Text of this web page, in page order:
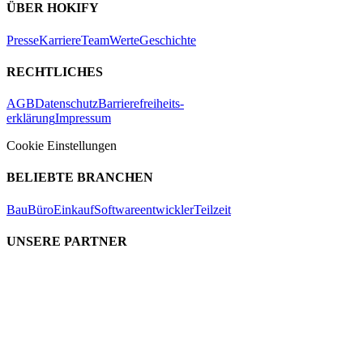
ÜBER HOKIFY
PresseKarriereTeamWerteGeschichte
RECHTLICHES
AGBDatenschutzBarrierefreiheits-
erklärungImpressum
Cookie Einstellungen
BELIEBTE BRANCHEN
BauBüroEinkaufSoftwareentwicklerTeilzeit
UNSERE PARTNER